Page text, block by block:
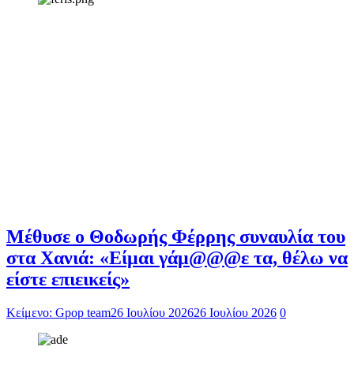
Μέθυσε ο Θοδωρής Φέρρης συναυλία του
στα Χανιά: «Είμαι γάμ@@@ε τα, θέλω να
είστε επιεικείς»
Κείμενο: Gpop team26 Ιουλίου 202626 Ιουλίου 2026 0